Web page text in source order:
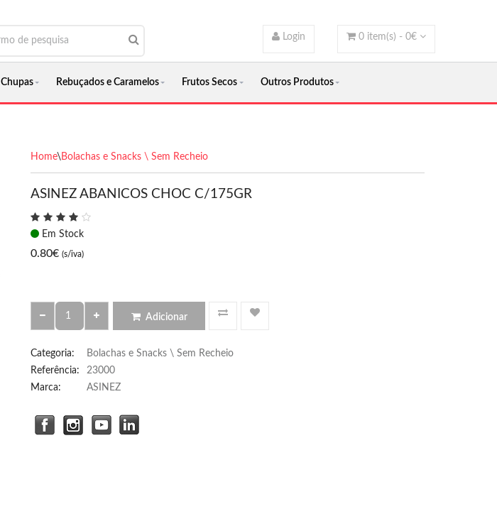
0 item(s) - 0€
Login
Chupas Rebuçados e Caramelos Frutos Secos Outros Produtos
Home\Bolachas e Snacks \ Sem Recheio
ASINEZ ABANICOS CHOC C/175GR
Em Stock
0.80€ (s/iva)
Adicionar
Categoria:
Bolachas e Snacks \ Sem Recheio
Referência:
23000
Marca:
ASINEZ